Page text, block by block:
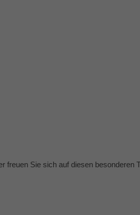
Sie sich auf diesen besonderen